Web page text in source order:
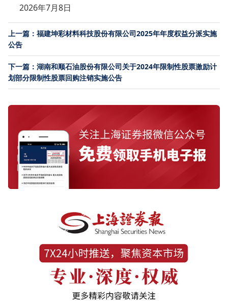
2026年7月8日
上一篇：福建坤彩材料科技股份有限公司2025年年度权益分派实施
公告
下一篇：湖南和顺石油股份有限公司关于2024年限制性股票激励计
划部分限制性股票回购注销实施公告